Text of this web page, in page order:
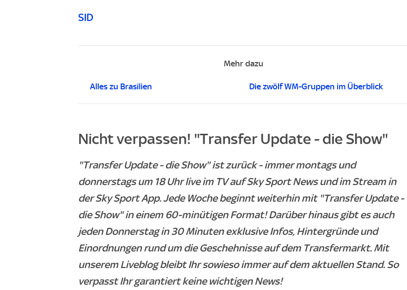
SID
Mehr dazu
Alles zu Brasilien Die zwölf WM-Gruppen im Überblick
Nicht verpassen! "Transfer Update - die Show"
"Transfer Update - die Show" ist zurück - immer montags und
donnerstags um 18 Uhr live im TV auf Sky Sport News und im Stream in
der Sky Sport App. Jede Woche beginnt weiterhin mit "Transfer Update -
die Show" in einem 60-minütigen Format! Darüber hinaus gibt es auch
jeden Donnerstag in 30 Minuten exklusive Infos, Hintergründe und
Einordnungen rund um die Geschehnisse auf dem Transfermarkt. Mit
unserem Liveblog bleibt Ihr sowieso immer auf dem aktuellen Stand. So
verpasst Ihr garantiert keine wichtigen News!